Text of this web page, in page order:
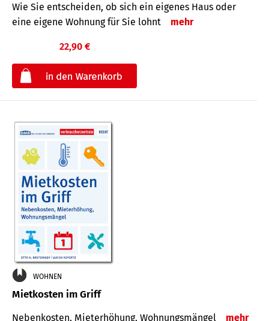
Wie Sie entscheiden, ob sich ein eigenes Haus oder
eine eigene Wohnung für Sie lohnt
mehr
22,90 €
WOHNEN
Mietkosten im Griff
Nebenkosten, Mieterhöhung, Wohnungsmängel mehr